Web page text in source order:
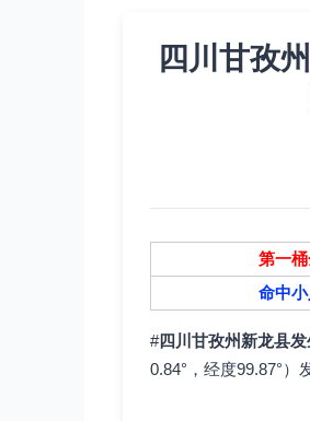
四川甘孜
第一
命中小
#四川甘孜州新龙县
0.84°，经度99.87°）